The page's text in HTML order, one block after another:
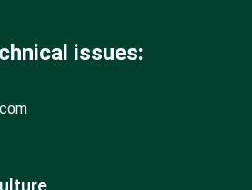
issues: